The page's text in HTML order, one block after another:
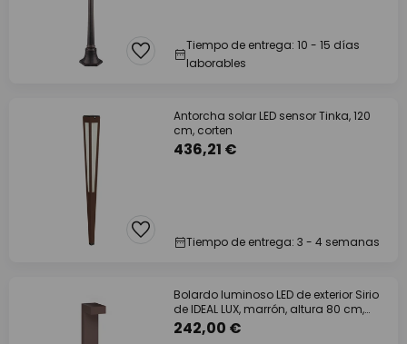
Tiempo de entrega: 10 - 15 días
laborables
Antorcha solar LED sensor Tinka, 120
cm, corten
436,21 €
Tiempo de entrega: 3 - 4 semanas
Bolardo luminoso LED de exterior Sirio
de IDEAL LUX, marrón, altura 80 cm,
metal
242,00 €